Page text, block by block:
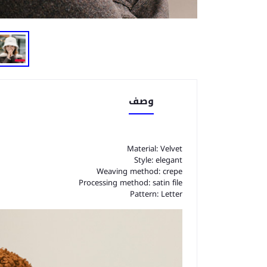
وصف
Material: Velvet
Style: elegant
Weaving method: crepe
Processing method: satin file
Pattern: Letter